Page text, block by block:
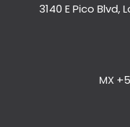
3140 E Pico Blvd,
MX